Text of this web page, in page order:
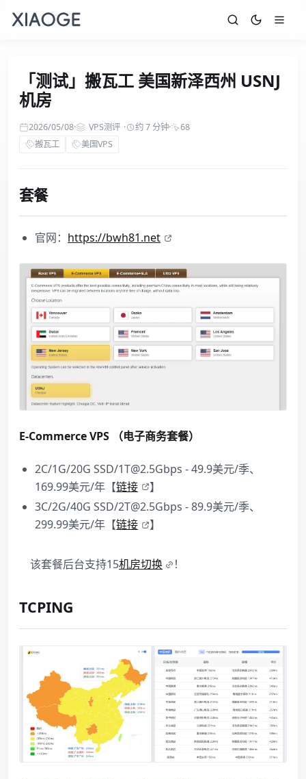
「测试」搬瓦工 美国新泽西州 USNJ
机房
2026/05/08· VPS测评 · 约 7 分钟·
68
搬瓦工
美国VPS
套餐
官网： https://bwh81.net
E-Commerce VPS （电子商务套餐）
2C/1G/20G SSD/1T@2.5Gbps - 49.9美元/季、
169.99美元/年【链接
】
3C/2G/40G SSD/2T@2.5Gbps - 89.9美元/季、
299.99美元/年【链接 】
该套餐后台支持15机房切换 ！
TCPING